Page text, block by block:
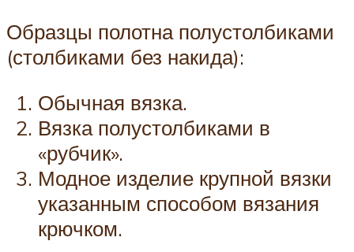
Образцы полотна полустолбиками
(столбиками без накида):
Обычная вязка.
Вязка полустолбиками в
«рубчик».
Модное изделие крупной вязки
указанным способом вязания
крючком.